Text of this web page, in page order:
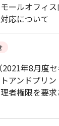
ールオフィ
応について
年8月度
アンドプリ
者権限を要